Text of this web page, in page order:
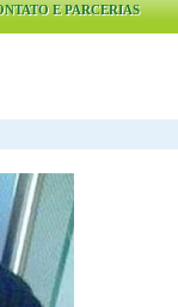
E PARCERIAS